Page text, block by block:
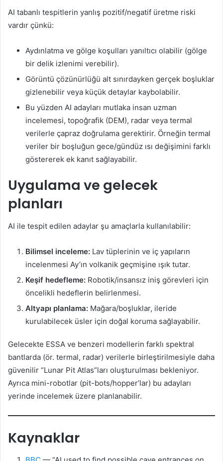
AI tabanlı tespitlerin yanlış pozitif/negatif üretme riski
vardır çünkü:
Aydınlatma ve gölge koşulları yanıltıcı olabilir (gölge
bir delik izlenimi verebilir).
Görüntü çözünürlüğü alt sınırdayken gerçek boşluklar
gizlenebilir veya küçük detaylar kaybolabilir.
Bu yüzden AI adayları mutlaka insan uzman
incelemesi, topoğrafik (DEM), radar veya termal
verilerle çapraz doğrulama gerektirir. Örneğin termal
veriler bir boşluğun gece/gündüz ısı değişimini farklı
göstererek ek kanıt sağlayabilir.
Uygulama ve gelecek
planları
AI ile tespit edilen adaylar şu amaçlarla kullanılabilir:
Bilimsel inceleme: Lav tüplerinin ve iç yapıların
incelenmesi Ay’ın volkanik geçmişine ışık tutar.
Keşif hedefleme: Robotik/insansız iniş görevleri için
öncelikli hedeflerin belirlenmesi.
Altyapı planlama: Mağara/boşluklar, ileride
kurulabilecek üsler için doğal koruma sağlayabilir.
Gelecekte ESSA ve benzeri modellerin farklı spektral
bantlarda (ör. termal, radar) verilerle birleştirilmesiyle daha
güvenilir “Lunar Pit Atlas”ları oluşturulması bekleniyor.
Ayrıca mini-robotlar (pit-bots/hopper’lar) bu adayları
yerinde incelemek üzere planlanabilir.
Kaynaklar